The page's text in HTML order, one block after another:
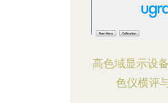
高色域显示设
色仪横评